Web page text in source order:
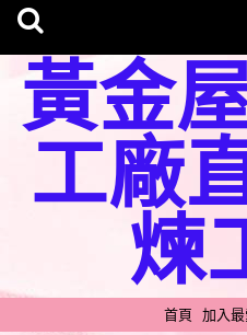
黃金
工廠
煉
首頁 加入最